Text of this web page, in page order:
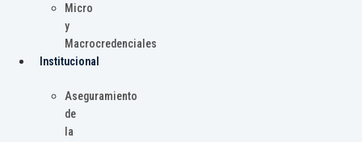
Micro
y
Macrocredenciales
Institucional
Aseguramiento
de
la